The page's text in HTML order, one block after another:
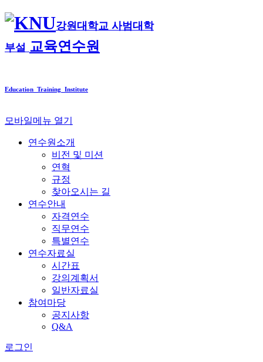
강원대학교 사범대학
부설 교육연수원
Education Training Institute
모바일메뉴 열기
연수원소개
비전 및 미션
연혁
규정
찾아오시는 길
연수안내
자격연수
직무연수
특별연수
연수자료실
시간표
강의계획서
일반자료실
참여마당
공지사항
Q&A
로그인